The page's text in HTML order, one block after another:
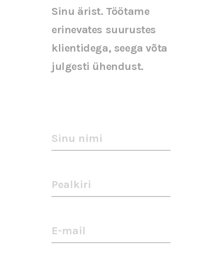
Sinu ärist. Töötame
erinevates suurustes
klientidega, seega võta
julgesti ühendust.